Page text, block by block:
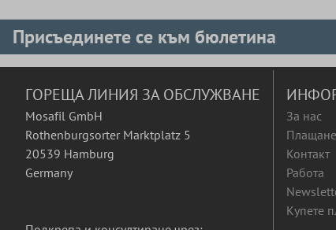
Присъединете се към бюлетина
ГОРЕЩА ЛИНИЯ ЗА ОБСЛУЖВАНЕ
Mosafil GmbH
Rothenburgsorter Marktplatz 5
20539 Hamburg
Germany
За нас
Контакт
Работа
Купете